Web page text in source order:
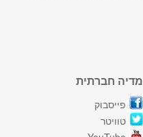
מדיה חברתית
פייסבוק
טוויטר